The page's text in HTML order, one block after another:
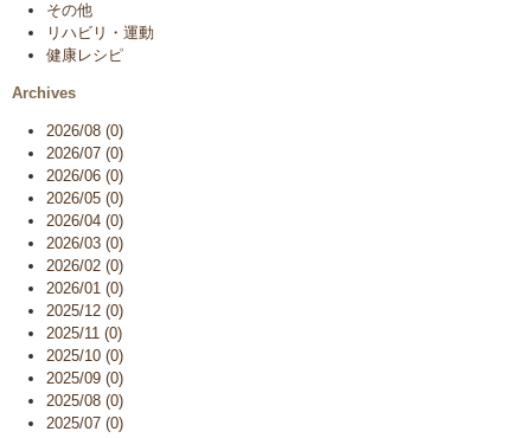
その他
リハビリ・運動
健康レシピ
Archives
2026/08 (0)
2026/07 (0)
2026/06 (0)
2026/05 (0)
2026/04 (0)
2026/03 (0)
2026/02 (0)
2026/01 (0)
2025/12 (0)
2025/11 (0)
2025/10 (0)
2025/09 (0)
2025/08 (0)
2025/07 (0)